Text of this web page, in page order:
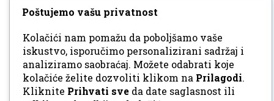
Poštujemo vašu privatnost
Kolačići nam pomažu da poboljšamo vaše
iskustvo, isporučimo personalizirani sadržaj i
analiziramo saobraćaj. Možete odabrati koje
kolačiće želite dozvoliti klikom na Prilagodi.
Kliknite Prihvati sve da date saglasnost ili